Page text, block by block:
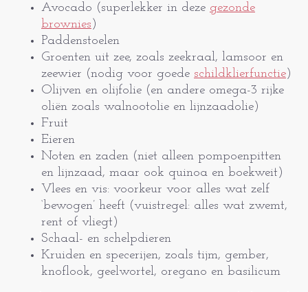
Avocado (superlekker in deze gezonde
brownies )
Paddenstoelen
Groenten uit zee, zoals zeekraal, lamsoor en
zeewier (nodig voor goede schildklierfunctie)
Olijven en olijfolie (en andere omega-3 rijke
oliën zoals walnootolie en lijnzaadolie)
Fruit
Eieren
Noten en zaden (niet alleen pompoenpitten
en lijnzaad, maar ook quinoa en boekweit)
Vlees en vis: voorkeur voor alles wat zelf
‘bewogen’ heeft (vuistregel: alles wat zwemt,
rent of vliegt)
Schaal- en schelpdieren
Kruiden en specerijen, zoals tijm, gember,
knoflook, geelwortel, oregano en basilicum